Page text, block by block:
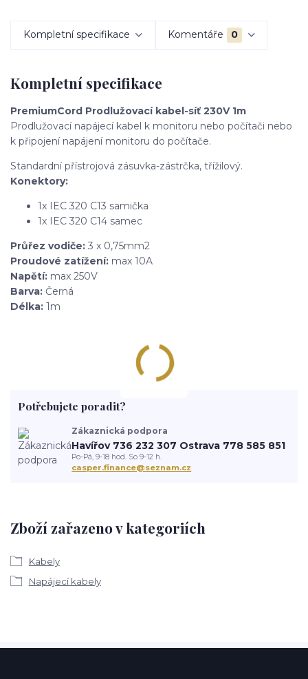
Kompletní specifikace Komentáře 0
Kompletní specifikace
PremiumCord Prodlužovací kabel-síť 230V 1m
Prodlužovací napájecí kabel k monitoru nebo počítači nebo
k připojení napájení monitoru do počítače.
Standardní přístrojová zásuvka-zástrčka, třížilový.
Konektory:
1x IEC 320 C13 samička
1x IEC 320 C14 samec
Průřez vodiče: 3 x 0,75mm2
Proudové zatížení: max 10A
Napětí: max 250V
Barva: Černá
Délka: 1m
Zboží zařazeno v kategoriích
Kabely
Napájecí kabely
Potřebujete poradit?
Zákaznická podpora
Havířov 736 232 307 Ostrava 778 585 851
Po-Pá, 9-18 hod. So 9-12 h.
casper.finance@seznam.cz